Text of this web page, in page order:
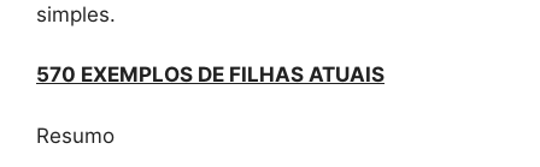
simples.
570 EXEMPLOS DE FILHAS ATUAIS
Resumo